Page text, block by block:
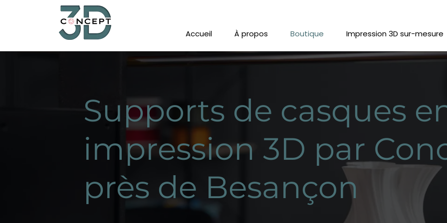
Accueil À propos Boutique Impression 3D sur-mesure
Supports de casques
impression 3D par
près de Besançon